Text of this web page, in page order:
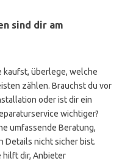
sind dir am
kaufst, überlege, welche
zählen. Brauchst du vor
oder ist dir ein
wichtiger?
umfassende Beratung,
Details nicht sicher bist.
hilft dir, Anbieter